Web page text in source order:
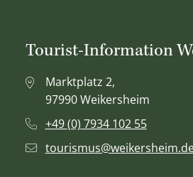
Tourist-Information
Marktplatz 2,
97990 Weikersheim
+49 (0) 7934 102 55